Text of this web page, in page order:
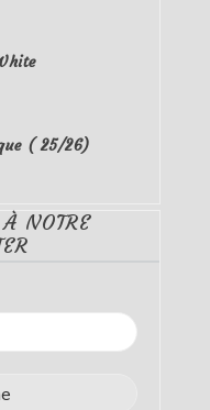
( 25/26)
NOTRE